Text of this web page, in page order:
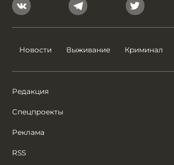
Новости Выживание Криминал
Редакция
Спецпроекты
Реклама
RSS